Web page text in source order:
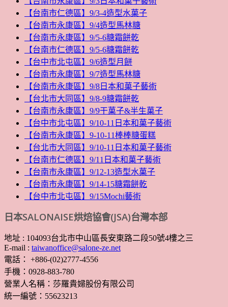
【台南市仁德區】9/3-4造型水菓子
【台南市永康區】9/4造型馬林糖
【台南市永康區】9/5-6糖霜餅乾
【台南市仁德區】9/5-6糖霜餅乾
【台中市北屯區】9/6造型月餅
【台南市永康區】9/7造型馬林糖
【台南市永康區】9/8日本和菓子藝術
【台北市大同區】9/8-9糖霜餅乾
【台南市永康區】9/9干菓子&半生菓子
【台中市北屯區】9/10-11日本和菓子藝術
【台南市永康區】9-10-11棒棒糖蛋糕
【台北市大同區】9/10-11日本和菓子藝術
【台南市仁德區】9/11日本和菓子藝術
【台南市永康區】9/12-13造型水菓子
【台南市永康區】9/14-15糖霜餅乾
【台中市北屯區】9/15Mochi藝術
日本SALONAISE烘焙協會(JSA)台灣本部
地址 : 104093台北市中山區長安東路二段50號4樓之三
E-mail : taiwanoffice@salone-ze.net
電話： +886-(02)2777-4556
手機：0928-883-780
營業人名稱：莎羅貴婦股份有限公司
統一編號：55623213